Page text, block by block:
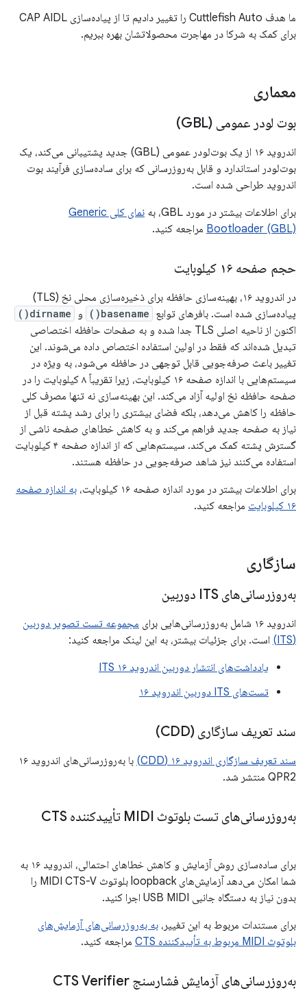
ما هدف Cuttlefish Auto را تغییر دادیم تا از پیاده‌سازی CAP AIDL
برای کمک به شرکا در مهاجرت محصولاتشان بهره ببریم.
معماری
بوت لودر عمومی (GBL)
اندروید ۱۶ از یک بوت‌لودر عمومی (GBL) جدید پشتیبانی می‌کند، یک
بوت‌لودر استاندارد و قابل به‌روزرسانی که برای ساده‌سازی فرآیند بوت
اندروید طراحی شده است.
برای اطلاعات بیشتر در مورد GBL، به
نمای کلی Generic
Bootloader (GBL) مراجعه کنید.
حجم صفحه ۱۶ کیلوبایت
در اندروید ۱۶، بهینه‌سازی حافظه برای ذخیره‌سازی محلی نخ (TLS)
پیاده‌سازی شده است. بافرهای توابع basename() و dirname()
اکنون از ناحیه اصلی TLS جدا شده و به صفحات حافظه اختصاصی
تبدیل شده‌اند که فقط در اولین استفاده اختصاص داده می‌شوند. این
تغییر باعث صرفه‌جویی قابل توجهی در حافظه می‌شود، به ویژه در
سیستم‌هایی با اندازه صفحه ۱۶ کیلوبایت، زیرا تقریباً ۸ کیلوبایت را در
صفحه حافظه نخ اولیه آزاد می‌کند. این بهینه‌سازی نه تنها مصرف کلی
حافظه را کاهش می‌دهد، بلکه فضای بیشتری را برای رشد پشته قبل از
نیاز به صفحه جدید فراهم می‌کند و به کاهش خطاهای صفحه ناشی از
گسترش پشته کمک می‌کند. سیستم‌هایی که از اندازه صفحه ۴ کیلوبایت
استفاده می‌کنند نیز شاهد صرفه‌جویی در حافظه هستند.
برای اطلاعات بیشتر در مورد اندازه صفحه ۱۶ کیلوبایت،
به اندازه صفحه
۱۶ کیلوبایت
مراجعه کنید.
سازگاری
به‌روزرسانی‌های ITS دوربین
اندروید ۱۶ شامل به‌روزرسانی‌هایی برای
مجموعه تست تصویر دوربین
(ITS)
است. برای جزئیات بیشتر، به این لینک مراجعه کنید:
یادداشت‌های انتشار دوربین اندروید ۱۶ ITS
تست‌های ITS دوربین اندروید ۱۶
سند تعریف سازگاری (CDD)
سند تعریف سازگاری اندروید ۱۶ (CDD)
با به‌روزرسانی‌های اندروید ۱۶
QPR2 منتشر شد.
به‌روزرسانی‌های تست بلوتوث MIDI تأییدکننده CTS
برای ساده‌سازی روش آزمایش و کاهش خطاهای احتمالی، اندروید ۱۶ به
شما امکان می‌دهد آزمایش‌های loopback بلوتوث MIDI CTS-V را
بدون نیاز به دستگاه جانبی USB MIDI اجرا کنید.
برای مستندات مربوط به این تغییر، به به‌روزرسانی‌های آزمایش‌های
بلوتوث MIDI مربوط به تأییدکننده CTS
مراجعه کنید.
به‌روزرسانی‌های آزمایش فشارسنج CTS Verifier